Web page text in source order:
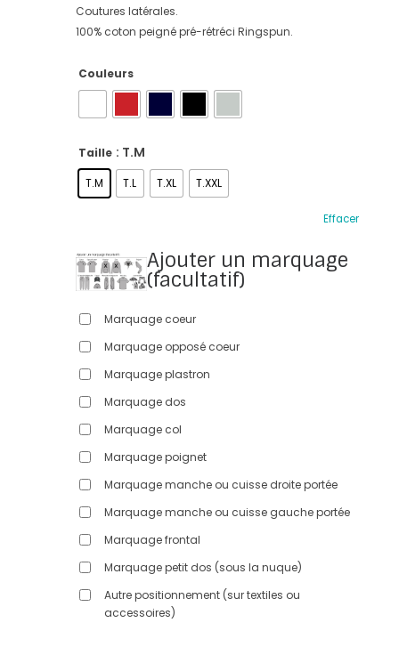
Coutures latérales.
100% coton peigné pré-rétréci Ringspun.
Couleurs
Taille : T.M
T.M T.L T.XL T.XXL
Effacer
Ajouter un marquage
(facultatif)
Marquage coeur
Marquage opposé coeur
Marquage plastron
Marquage dos
Marquage col
Marquage poignet
Marquage manche ou cuisse droite portée
Marquage manche ou cuisse gauche portée
Marquage frontal
Marquage petit dos (sous la nuque)
Autre positionnement (sur textiles ou
accessoires)